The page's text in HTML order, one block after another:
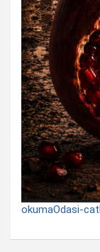
okumaOdasi-